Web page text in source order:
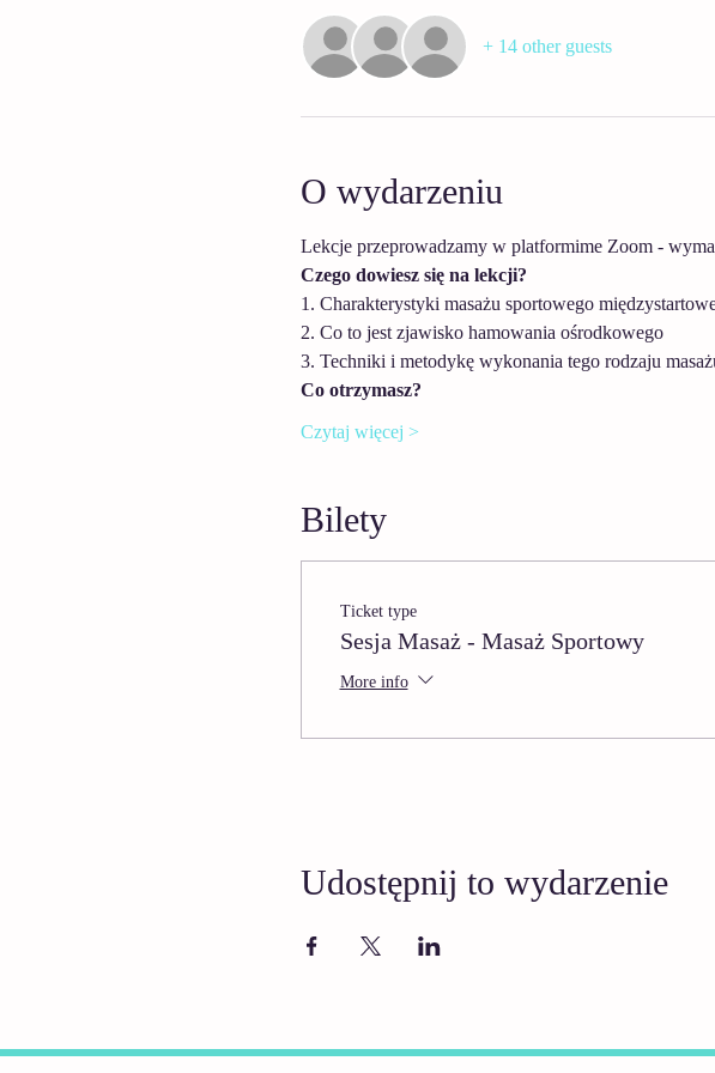
+ 14 other guests
O wydarzeniu
Lekcje przeprowadzamy w platformime Zoom -
Czego dowiesz się na lekcji?
1. Charakterystyki masażu sportowego
2. Co to jest zjawisko hamowania ośrodkowego
3. Techniki i metodykę wykonania tego rodzaju
Co otrzymasz?
Czytaj więcej >
Bilety
Ticket type
Sesja Masaż - Masaż Sportowy
More info
Udostępnij to wydarzenie